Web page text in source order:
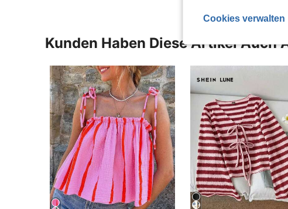
Kunden Haben Diese Artikel Auch
Cookies verwalten